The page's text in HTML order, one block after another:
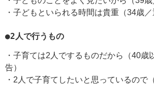
・子どもといられる時間は貴重（34歳／
●2人で行うもの
・子育ては2人でするものだから（40歳
告）
・2人で子育てしたいと思っているので